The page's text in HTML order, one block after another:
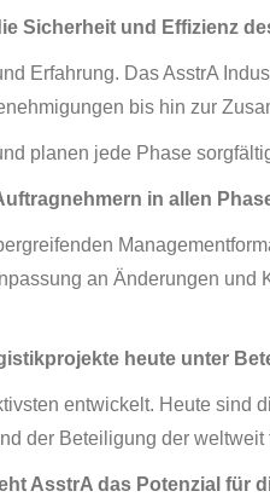
Sicherheit und Effizienz
Erfahrung. Das AsstrA
bis hin zur
planen jede Phase
in allen
an Änderungen
heute unter
entwickelt. Heute
der Beteiligung der
AsstrA das Potenzial für